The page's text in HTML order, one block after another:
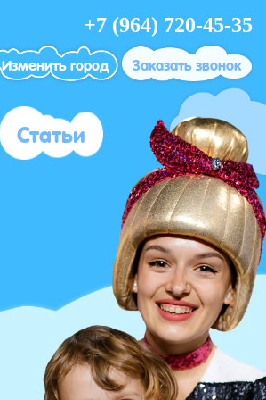
+7 (964) 720-45-35
Изменить город Заказать звонок
Статьи